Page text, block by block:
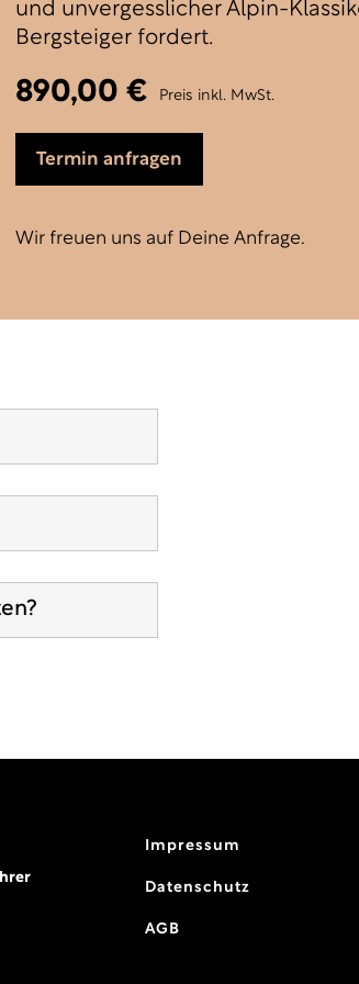
und unvergesslicher Alpin-
Bergsteiger fordert.
890,00 € Preis inkl. MwSt.
Termin anfragen
Wir freuen uns auf Deine Anfrage.
Impressum
Datenschutz
AGB